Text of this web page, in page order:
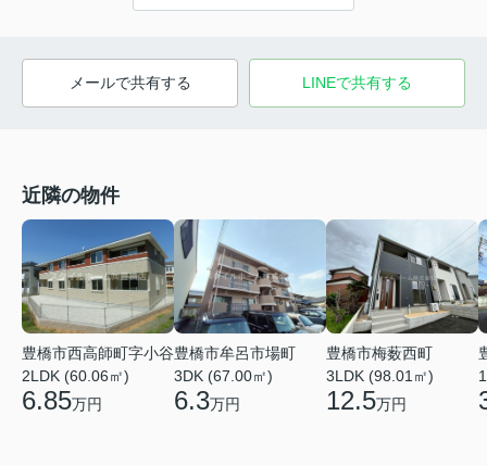
メールで共有する LINEで共有する
近隣の物件
豊橋市西高師町字小谷
2LDK (60.06㎡)
6.85万円
豊橋市牟呂市場町
3DK (67.00㎡)
6.3万円
豊橋市梅薮西町
3LDK (98.01㎡)
12.5万円